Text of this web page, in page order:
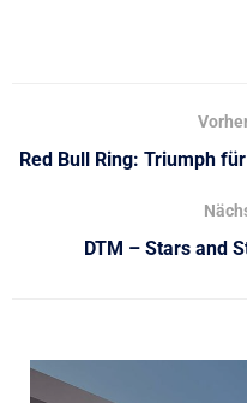
Red Bull Ring: Triumph
DTM – Stars and